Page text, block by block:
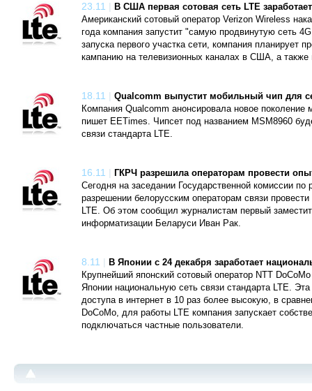
23.11 | В США первая сотовая сеть LTE
Американский сотовый оператор Verizon Wireless
года компания запустит "самую продвинутую сеть
запуска первого участка сети, компания планирует
кампанию на телевизионных каналах в США, а также
18.11 | Qualcomm выпустит мобильный чип для
Компания Qualcomm анонсировала новое поколение
пишет EETimes. Чипсет под названием MSM8960
связи стандарта LTE.
16.11 | ГКРЧ разрешила операторам провести
Сегодня на заседании Государственной комиссии по
разрешении белорусским операторам связи
LTE. Об этом сообщил журналистам первый
информатизации Беларуси Иван Рак.
8.11 | В Японии с 24 декабря заработает
Крупнейший японский сотовый оператор NTT
Японии национальную сеть связи стандарта LTE. Эта
доступа в интернет в 10 раз более высокую, в
DoCoMo, для работы LTE компания запускает
подключаться частные пользователи.